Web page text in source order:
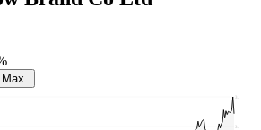
Max.
3.386
3.975